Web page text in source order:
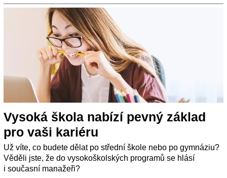
Vysoká škola nabízí pevný základ
pro vaši kariéru
Už víte, co budete dělat po střední škole nebo po gymnáziu?
Věděli jste, že do vysokoškolských programů se hlásí
i současní manažeři?